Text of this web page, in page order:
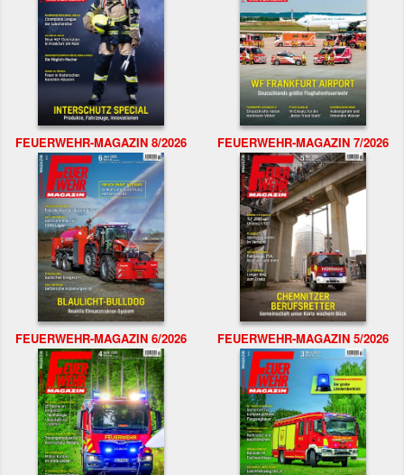
FEUERWEHR-MAGAZIN 8/2026 FEUERWEHR-MAGAZIN 7/2026
FEUERWEHR-MAGAZIN 6/2026 FEUERWEHR-MAGAZIN 5/2026